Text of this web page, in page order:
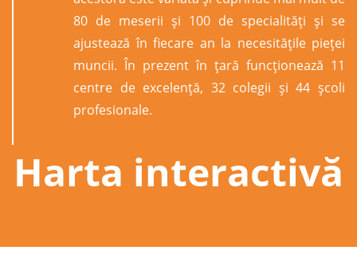
80 de meserii și 100 de specialități și se
ajustează în fiecare an la necesitățile pieței
muncii. În prezent în țară funcționează 11
centre de excelență, 32 colegii și 44 școli
profesionale.
Harta interactivă